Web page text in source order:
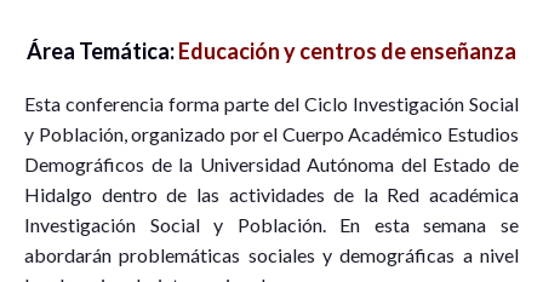
Área Temática:Educación y centros de enseñanza
Esta conferencia forma parte del Ciclo Investigación Social
y Población, organizado por el Cuerpo Académico Estudios
Demográficos de la Universidad Autónoma del Estado de
Hidalgo dentro de las actividades de la Red académica
Investigación Social y Población. En esta semana se
abordarán problemáticas sociales y demográficas a nivel